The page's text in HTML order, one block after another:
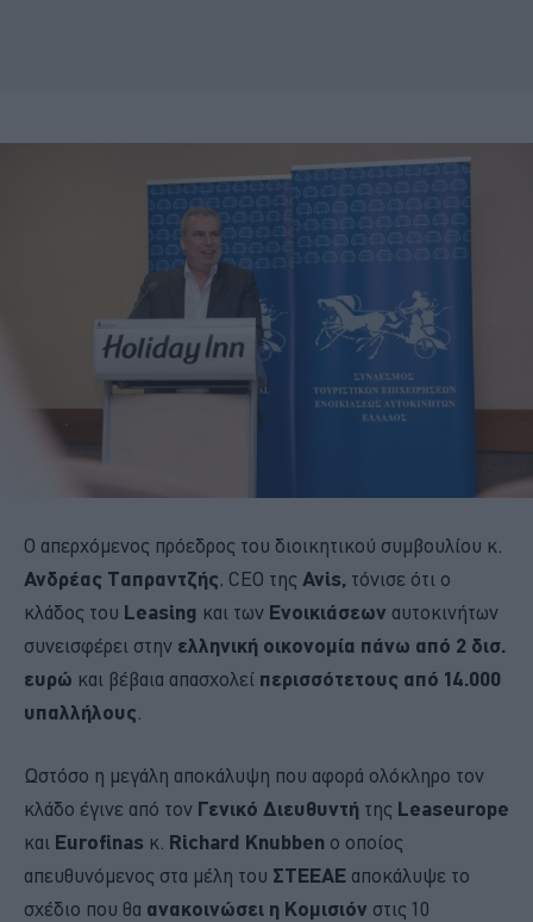
Ο απερχόμενος πρόεδρος του διοικητικού συμβουλίου κ.
Ανδρέας Ταπραντζής, CEO της Avis, τόνισε ότι ο
κλάδος του Leasing και των Ενοικιάσεων αυτοκινήτων
συνεισφέρει στην ελληνική οικονομία πάνω από 2 δισ.
ευρώ και βέβαια απασχολεί περισσότετους από 14.000
υπαλλήλους
Ωστόσο η μεγάλη αποκάλυψη που αφορά ολόκληρο τον
κλάδο έγινε από τον Γενικό Διευθυντή της Leaseurope
και Eurofinas κ. Richard Knubben ο οποίος
απευθυνόμενος στα μέλη του ΣΤΕΕΑΕ αποκάλυψε το
σχέδιο που θα ανακοινώσει η Κομισιόν στις 10